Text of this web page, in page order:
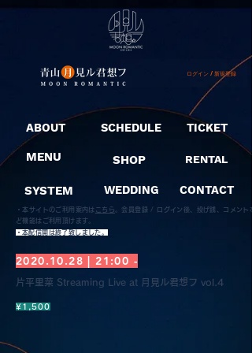
ログイン / 新規登録
ABOUT
MENU
SYSTEM
SCHEDULE
SHOP
WEDDING
TICKET
RENTAL
CONTACT
・本サイトのご利用案内は こちら
会員登録 / ログイン後、投げ銭、コメント
ど機能はご利用頂けます。
​・本配信開は終了致しました。
2020.10.28 | 21:00 -
片平里菜 Streaming Live at 月見ル君想フ vol.4
¥1,500